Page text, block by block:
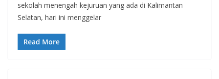
sekolah menengah kejuruan yang ada di Kalimantan
Selatan, hari ini menggelar
Read More